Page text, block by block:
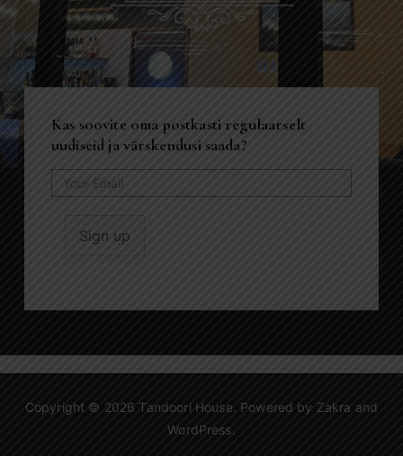
Kas soovite oma postkasti regulaarselt
uudiseid ja värskendusi saada?
Sign up
Copyright © 2026 Tandoori House. Powered by Zakra and
WordPress.